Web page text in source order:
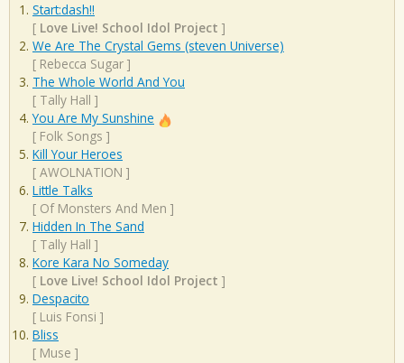
Start:dash!!
[ Love Live! School Idol Project ]
We Are The Crystal Gems (steven Universe)
[ Rebecca Sugar ]
The Whole World And You
[ Tally Hall ]
You Are My Sunshine
[ Folk Songs ]
Kill Your Heroes
[ AWOLNATION ]
Little Talks
[ Of Monsters And Men ]
Hidden In The Sand
[ Tally Hall ]
Kore Kara No Someday
[ Love Live! School Idol Project ]
Despacito
[ Luis Fonsi ]
Bliss
[ Muse ]